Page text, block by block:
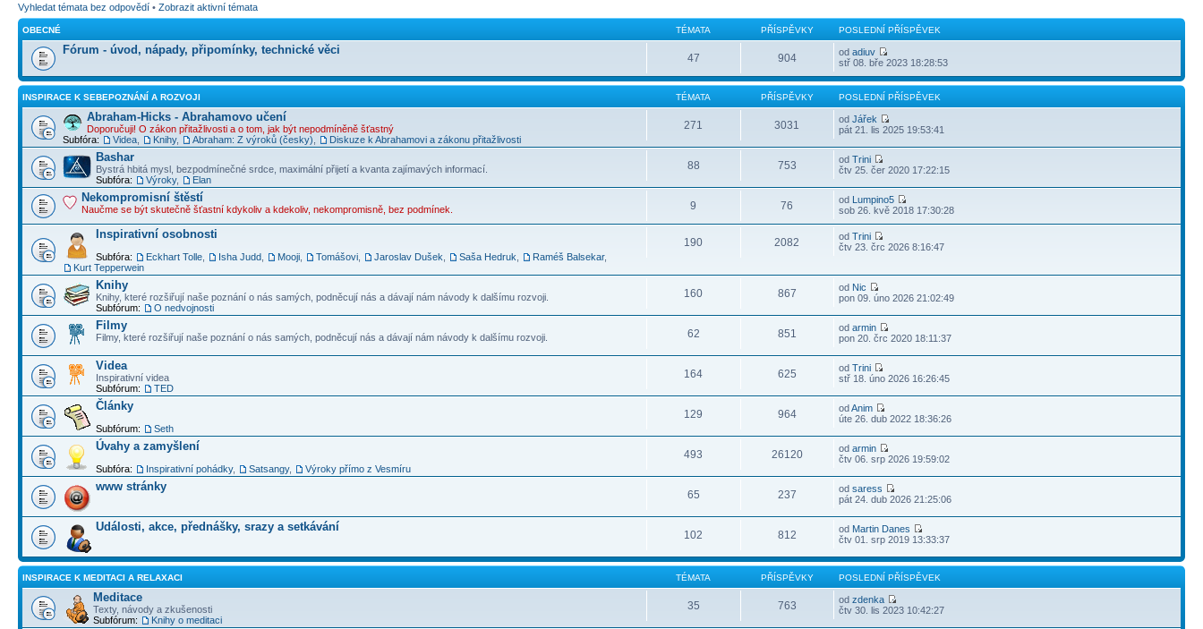
Vyhledat témata bez odpovědí • Zobrazit aktivní témata
OBECNÉ TÉMATA PŘÍSPĚVKY POSLEDNÍ PŘÍSPĚVEK
Fórum - úvod, nápady, připomínky, technické věci
47 904 odadiuv
stř 08. bře 2023 18:28:53
INSPIRACE K SEBEPOZNÁNÍ A ROZVOJI TÉMATA PŘÍSPĚVKY POSLEDNÍ PŘÍSPĚVEK
Abraham-Hicks - Abrahamovo učení
Doporučuji! O zákon přitažlivosti a o tom, jak být nepodmíněně šťastný
Subfóra:
Videa Knihy, Abraham: Z výroků (česky) Diskuze k Abrahamovi a zákonu přitažlivosti
271 3031 odJářek
pát 21. lis 2025 19:53:41
Bashar
Bystrá hbitá mysl, bezpodmínečné srdce, maximální přijetí a kvanta zajímavých informací.
Subfóra:
Výroky, Elan
88 753 odTrini
čtv 25. čer 2020 17:22:15
Nekompromisní štěstí
Naučme se být skutečně šťastní kdykoliv a kdekoliv, nekompromisně, bez podmínek. 9 76 od Lumpino5
sob 26. kvě 2018 17:30:28
Inspirativní osobnosti
Subfóra: Eckhart Tolle Isha Judd Mooji Tomášovi Jaroslav Dušek Saša Hedruk Raméš Balsekar,
Kurt Tepperwein
190 2082 odTrini
čtv 23. črc 2026 8:16:47
Knihy
Knihy, které rozšiřují naše poznání o nás samých, podněcují nás a dávají nám návody k dalšímu rozvoji.
Subfórum:
O nedvojnosti
160 867 od Nic
pon 09. úno 2026 21:02:49
Filmy
Filmy, které rozšiřují naše poznání o nás samých, podněcují nás a dávají nám návody k dalšímu rozvoji. 62 851 odarmin
pon 20. črc 2020 18:11:37
Videa
Inspirativní videa
Subfórum:
TED
164 625 odTrini
stř 18. úno 2026 16:26:45
Články
Subfórum: Seth
129 964 odAnim
úte 26. dub 2022 18:36:26
Úvahy a zamyšlení
Subfóra: Inspirativní pohádky, Satsangy, Výroky přímo z Vesmíru
493 26120 odarmin
čtv 06. srp 2026 19:59:02
www stránky
65 237 odsaress
pát 24. dub 2026 21:25:06
Události, akce, přednášky, srazy a setkávání
102 812 od Martin Danes
čtv 01. srp 2019 13:33:37
INSPIRACE K MEDITACI A RELAXACI TÉMATA PŘÍSPĚVKY POSLEDNÍ PŘÍSPĚVEK
Meditace
Texty, návody a zkušenosti
Subfórum:
Knihy o meditaci
35 763 odzdenka
čtv 30. lis 2023 10:42:27